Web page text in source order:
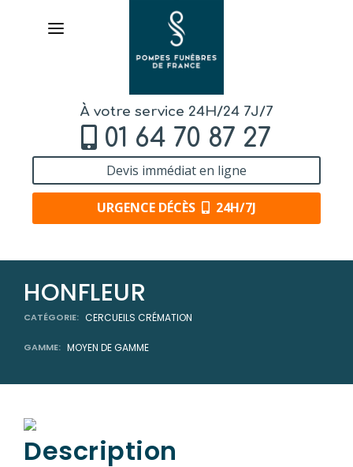
À votre service 24H/24 7J/7
01 64 70 87 27
Devis immédiat en ligne
URGENCE DÉCÈS 24H/7J
ORGANISER DES OBSÈQUES
PRÉVOIR SES OBSÈQUES
SERVICES & ARTICLES
Livraison de Fleurs Naturelles
ESPACE FAMILLE
HONFLEUR
CATÉGORIE: CERCUEILS CRÉMATION
GAMME: MOYEN DE GAMME
Description